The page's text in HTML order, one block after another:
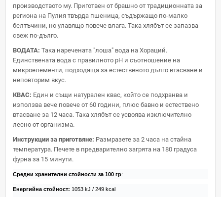
производството му. Приготвен от брашно от традиционната за
региона на Пулия твърда пшеница, съдържащо по‐малко
белтъчини, но улавящо повече влага. Така хлябът се запазва
свеж по‐дълго.
ВОДАТА: Така наречената "лоша" вода на Хораций.
Единствената вода с правилното рH и съотношение на
микроелементи, подходяща за естественото дълго втасване и
неповторим вкус.
КВАС: Един и същи натурален квас, който се подхранва и
използва вече повече от 60 години, плюс бавно и естествено
втасване за 12 часа. Така хлябът се усвоява изключително
лесно от организма.
Инструкции за приготвяне: Размразете за 2 часа на стайна
температура. Печете в предварително загрята на 180 градуса
фурна за 15 минути.
Средни хранителни стойности за 100 гр:
Енергийна стойност: 1053 kJ / 249 kcal